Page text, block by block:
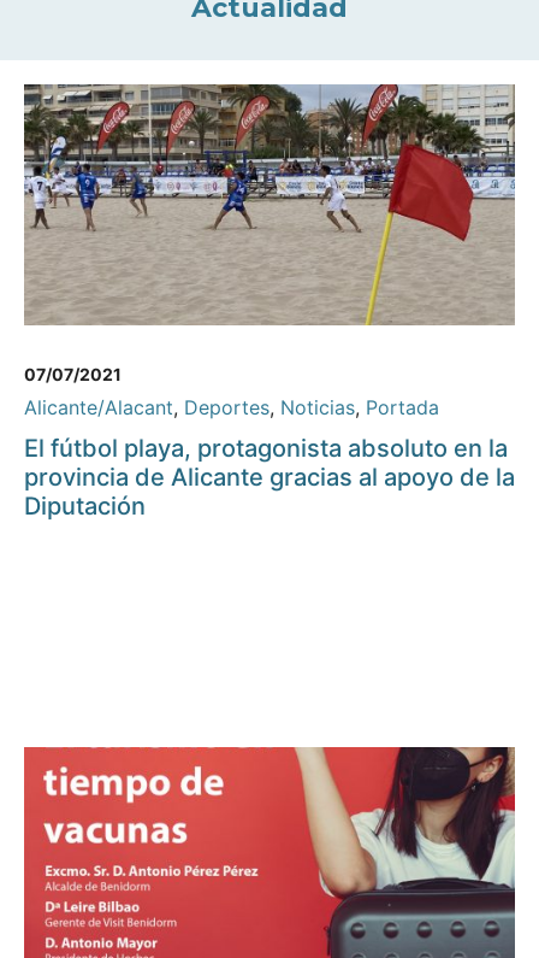
Actualidad
07/07/2021
Alicante/Alacant, Deportes, Noticias, Portada
El fútbol playa, protagonista absoluto en la
provincia de Alicante gracias al apoyo de la
Diputación